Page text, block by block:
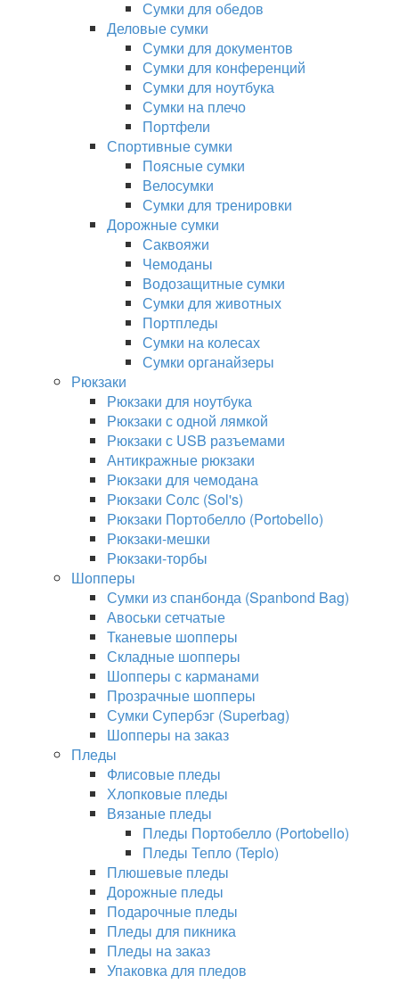
Сумки для обедов
Деловые сумки
Сумки для документов
Сумки для конференций
Сумки для ноутбука
Сумки на плечо
Портфели
Спортивные сумки
Поясные сумки
Велосумки
Сумки для тренировки
Дорожные сумки
Саквояжи
Чемоданы
Водозащитные сумки
Сумки для животных
Портпледы
Сумки на колесах
Сумки органайзеры
Рюкзаки
Рюкзаки для ноутбука
Рюкзаки с одной лямкой
Рюкзаки с USB разъемами
Антикражные рюкзаки
Рюкзаки для чемодана
Рюкзаки Солс (Sol's)
Рюкзаки Портобелло (Portobello)
Рюкзаки-мешки
Рюкзаки-торбы
Шопперы
Сумки из спанбонда (Spanbond Bag)
Авоськи сетчатые
Тканевые шопперы
Складные шопперы
Шопперы с карманами
Прозрачные шопперы
Сумки Супербэг (Superbag)
Шопперы на заказ
Пледы
Флисовые пледы
Хлопковые пледы
Вязаные пледы
Пледы Портобелло (Portobello)
Пледы Тепло (Teplo)
Плюшевые пледы
Дорожные пледы
Подарочные пледы
Пледы для пикника
Пледы на заказ
Упаковка для пледов